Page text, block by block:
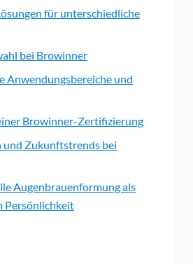
für unterschiedliche
bei Browinner
Anwendungsbereiche und
Browinner-Zertifizierung
Zukunftstrends bei
Augenbrauenformung als
Persönlichkeit